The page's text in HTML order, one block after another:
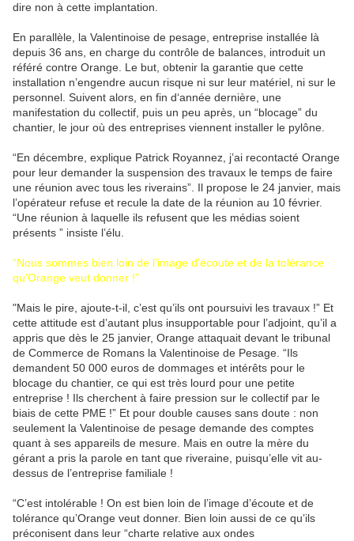
dire non à cette implantation.
En parallèle, la Valentinoise de pesage, entreprise installée là
depuis 36 ans, en charge du contrôle de balances, introduit un
référé contre Orange. Le but, obtenir la garantie que cette
installation n’engendre aucun risque ni sur leur matériel, ni sur le
personnel. Suivent alors, en fin d‘année dernière, une
manifestation du collectif, puis un peu après, un “blocage” du
chantier, le jour où des entreprises viennent installer le pylône.
“En décembre, explique Patrick Royannez, j’ai recontacté Orange
pour leur demander la suspension des travaux le temps de faire
une réunion avec tous les riverains”. Il propose le 24 janvier, mais
l’opérateur refuse et recule la date de la réunion au 10 février.
“Une réunion à laquelle ils refusent que les médias soient
présents ” insiste l’élu.
“Nous sommes bien loin de l’image d’écoute et de la tolérance
qu’Orange veut donner !”
"Mais le pire, ajoute-t-il, c’est qu’ils ont poursuivi les travaux !” Et
cette attitude est d’autant plus insupportable pour l’adjoint, qu’il a
appris que dès le 25 janvier, Orange attaquait devant le tribunal
de Commerce de Romans la Valentinoise de Pesage. “Ils
demandent 50 000 euros de dommages et intérêts pour le
blocage du chantier, ce qui est très lourd pour une petite
entreprise ! Ils cherchent à faire pression sur le collectif par le
biais de cette PME !” Et pour double causes sans doute : non
seulement la Valentinoise de pesage demande des comptes
quant à ses appareils de mesure. Mais en outre la mère du
gérant a pris la parole en tant que riveraine, puisqu’elle vit au-
dessus de l’entreprise familiale !
“C’est intolérable ! On est bien loin de l’image d’écoute et de
tolérance qu’Orange veut donner. Bien loin aussi de ce qu’ils
préconisent dans leur “charte relative aux ondes